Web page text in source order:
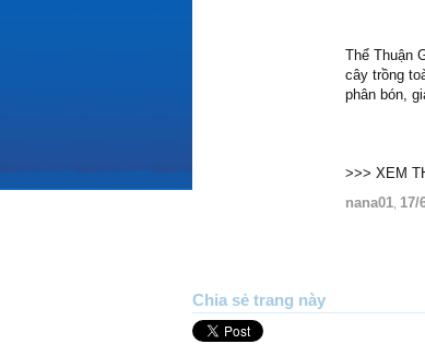
Thể Thuận
cây trồng
phân bón,
>>> XEM
nana01 17/
Chia sẻ trang này